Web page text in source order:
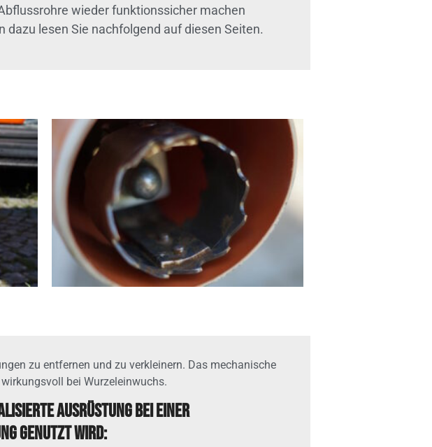
wieder funktionssicher machen
dazu lesen Sie nachfolgend auf diesen Seiten.
zu entfernen und zu verkleinern. Das mechanische
bei Wurzeleinwuchs.
Ausrüstung bei einer
genutzt wird: